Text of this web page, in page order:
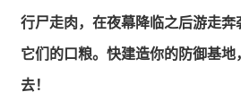
行尸走肉，在夜幕降临之后游走奔
它们的口粮。快建造你的防御基地
去！